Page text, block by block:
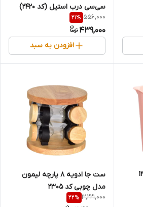
سی‌سی درب استیل (کد ۲۴۲۰)
556,000
21%
439,000
افزودن به سبد
ست جا ادویه 8 پارچه لیمون
مدل چوبی کد 2305
3,221,000
22%